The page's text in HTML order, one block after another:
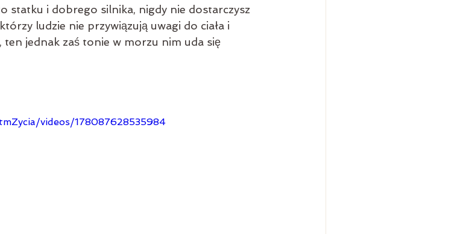
statku i dobrego silnika, nigdy nie dostarczysz
ludzie nie przywiązują uwagi do ciała i
jednak zaś tonie w morzu nim uda się
videos/178087628535984